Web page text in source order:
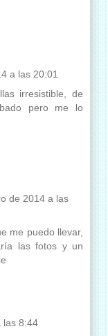
a las 20:01
irresistible, de
pero me lo
de 2014 a las
me puedo llevar,
las fotos y un
las 8:44